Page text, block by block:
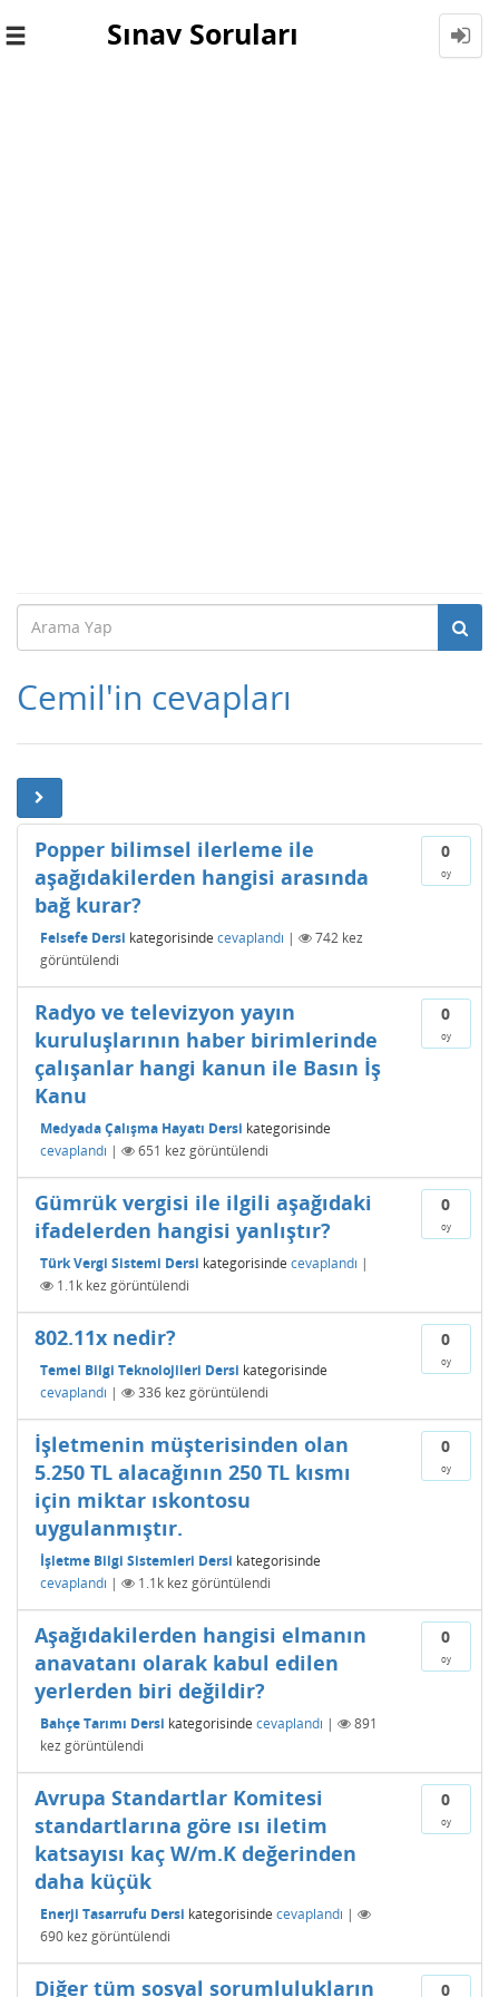
Toggle
Sınav Soruları
Cemil'in cevapları
0
oy
Popper bilimsel ilerleme ile
aşağıdakilerden hangisi arasında
bağ kurar?
Felsefe Dersi kategorisinde cevaplandı | 742 kez
görüntülendi
0
oy
Radyo ve televizyon yayın
kuruluşlarının haber birimlerinde
çalışanlar hangi kanun ile Basın İş
Kanu
Medyada Çalışma Hayatı Dersi kategorisinde
cevaplandı | 651 kez görüntülendi
0
oy
Gümrük vergisi ile ilgili aşağıdaki
ifadelerden hangisi yanlıştır?
Türk Vergi Sistemi Dersi kategorisinde cevaplandı |
1.1k kez görüntülendi
0
oy
802.11x nedir?
Temel Bilgi Teknolojileri Dersi kategorisinde
cevaplandı | 336 kez görüntülendi
0
oy
İşletmenin müşterisinden olan
5.250 TL alacağının 250 TL kısmı
için miktar ıskontosu
uygulanmıştır.
İşletme Bilgi Sistemleri Dersi kategorisinde
cevaplandı | 1.1k kez görüntülendi
0
oy
Aşağıdakilerden hangisi elmanın
anavatanı olarak kabul edilen
yerlerden biri değildir?
Bahçe Tarımı Dersi kategorisinde cevaplandı |
891
kez görüntülendi
0
oy
Avrupa Standartlar Komitesi
standartlarına göre ısı iletim
katsayısı kaç W/m.K değerinden
daha küçük
Enerji Tasarrufu Dersi kategorisinde cevaplandı |
690 kez görüntülendi
0
Diğer tüm sosyal sorumlulukların